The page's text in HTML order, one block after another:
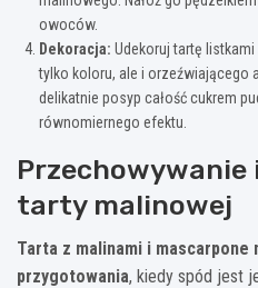
owoców.
Dekoracja: Udekoruj tartę
tylko koloru, ale i orzeźwiającego
delikatnie posyp całość cukrem
równomiernego efektu.
Przechowywanie
tarty malinowej
Tarta z malinami i mascarpone
przygotowania, kiedy spód jest